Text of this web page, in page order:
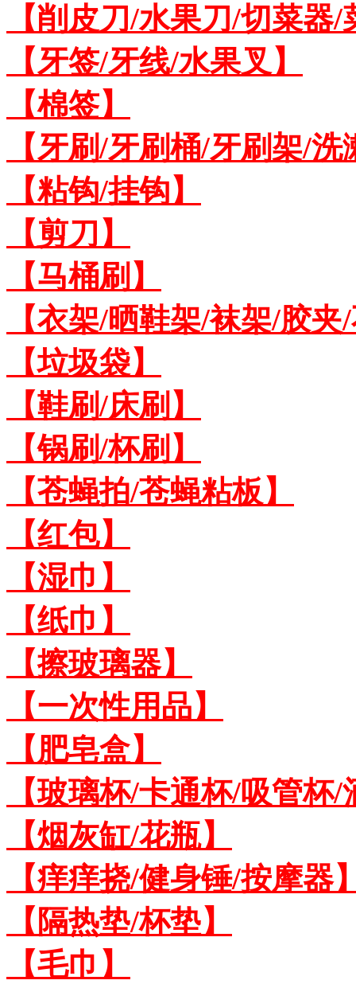
【削皮刀/水果刀/切菜器
【牙签/牙线/水果叉】
【棉签】
【牙刷/牙刷桶/牙刷架/洗
【粘钩/挂钩】
【剪刀】
【马桶刷】
【衣架/晒鞋架/袜架/胶
【垃圾袋】
【鞋刷/床刷】
【锅刷/杯刷】
【苍蝇拍/苍蝇粘板】
【红包】
【湿巾】
【纸巾】
【擦玻璃器】
【一次性用品】
【肥皂盒】
【玻璃杯/卡通杯/吸管杯/
【烟灰缸/花瓶】
【痒痒挠/健身锤/按摩器
【隔热垫/杯垫】
【毛巾】